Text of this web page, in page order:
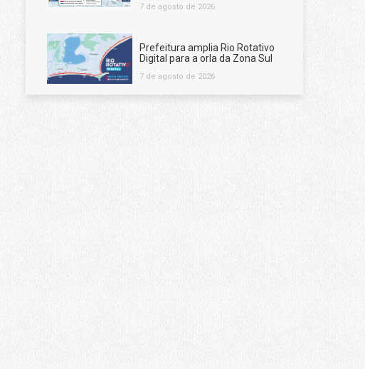
7 de agosto de 2026
Prefeitura amplia Rio Rotativo
Digital para a orla da Zona Sul
7 de agosto de 2026